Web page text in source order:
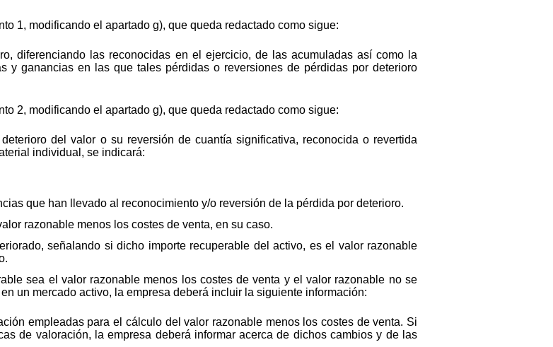
1, modificando el apartado g), que queda redactado como sigue:
diferenciando las reconocidas en el ejercicio, de las acumuladas así como la
y ganancias en las que tales pérdidas o reversiones de pérdidas por deterioro
2, modificando el apartado g), que queda redactado como sigue:
del valor o su reversión de cuantía significativa, reconocida o revertida
individual, se indicará:
que han llevado al reconocimiento y/o reversión de la pérdida por deterioro.
razonable menos los costes de venta, en su caso.
señalando si dicho importe recuperable del activo, es el valor razonable
sea el valor razonable menos los costes de venta y el valor razonable no se
un mercado activo, la empresa deberá incluir la siguiente información:
empleadas para el cálculo del valor razonable menos los costes de venta. Si
de valoración, la empresa deberá informar acerca de dichos cambios y de las